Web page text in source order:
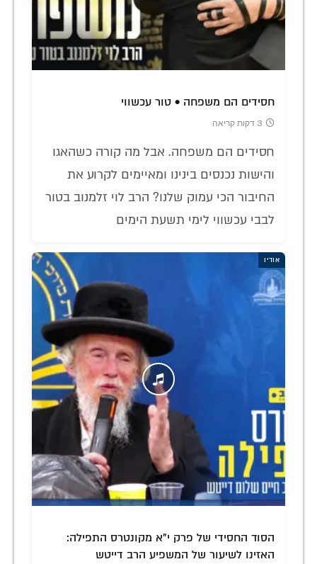
חסידים הם משפחה • טור עכשווי
3 דקות קריאה
חסידים הם משפחה. אבל מה קורה כשהאגו
והישות נכנסים בינינו ומאיימים לקרוע את
החיבור הכי עמוק שלנו? הרב לוי זלמנוב בטור
לבבי עכשווי לימי תשעת הימים
אודיו
הסוד החסידי של פרק י"א מקונטרס התפילה:
האזינו לשיעור של המשפיע הרב דייטש